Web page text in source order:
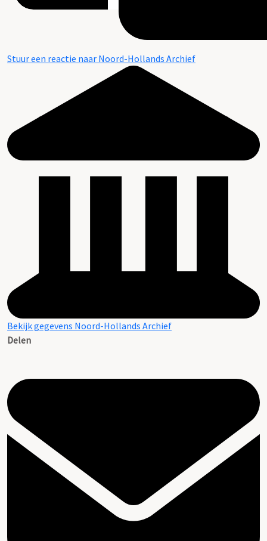
Stuur een reactie naar Noord-Hollands Archief
Bekijk gegevens Noord-Hollands Archief
Delen